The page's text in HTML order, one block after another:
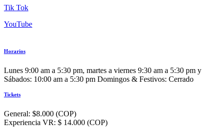
Tik Tok
YouTube
Horarios
Lunes 9:00 am a 5:30 pm, martes a viernes 9:30 am a 5:30 pm y
Sábados: 10:00 am a 5:30 pm Domingos & Festivos: Cerrado
Tickets
General: $8.000 (COP)
Experiencia VR: $ 14.000 (COP)